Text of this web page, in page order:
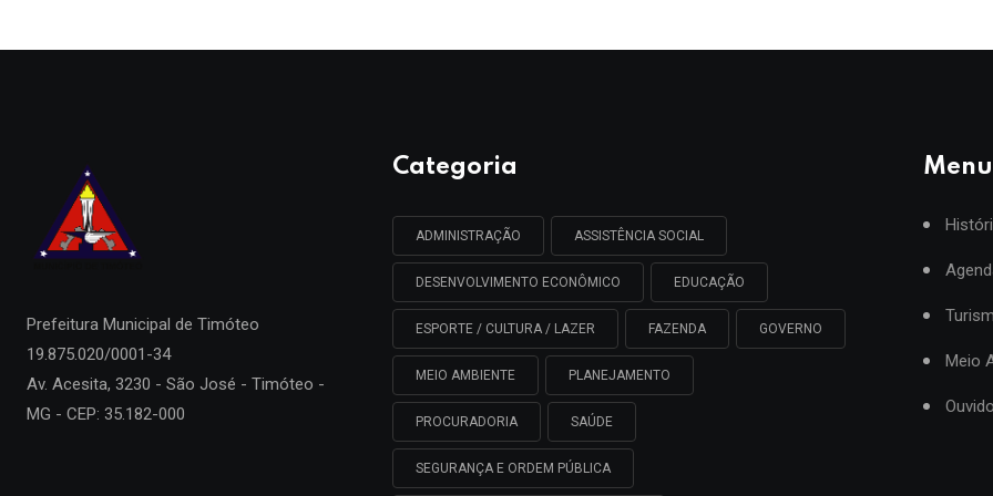
Prefeitura Municipal de Timóteo
19.875.020/0001-34
Av. Acesita, 3230 - São José - Timóteo -
MG - CEP: 35.182-000
Categoria
ADMINISTRAÇÃO ASSISTÊNCIA SOCIAL
DESENVOLVIMENTO ECONÔMICO EDUCAÇÃO
ESPORTE / CULTURA / LAZER FAZENDA GOVERNO
MEIO AMBIENTE PLANEJAMENTO
PROCURADORIA SAÚDE
SEGURANÇA E ORDEM PÚBLICA
Menu
Meio